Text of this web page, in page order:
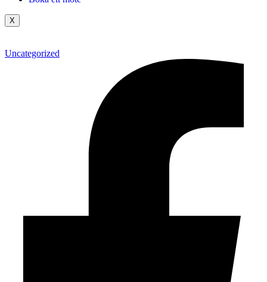
X
Uncategorized